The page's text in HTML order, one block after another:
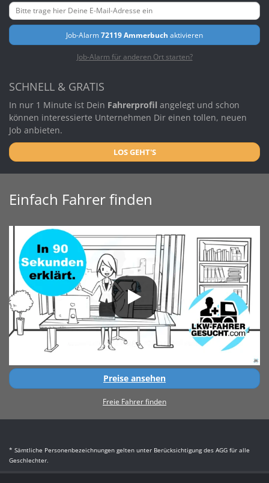
Job-Alarm72119 Ammerbuch aktivieren
Job-Alarm für anderen Ort starten?
SCHNELL & GRATIS
In nur 1 Minute ist Dein Fahrerprofil angelegt und schon
können interessierte Unternehmen Dir einen tollen, neuen
Job anbieten.
LOS GEHT'S
Einfach Fahrer finden
Preise ansehen
Freie Fahrer finden
* Sämtliche Personenbezeichnungen gelten unter Berücksichtigung des AGG für alle
Geschlechter.